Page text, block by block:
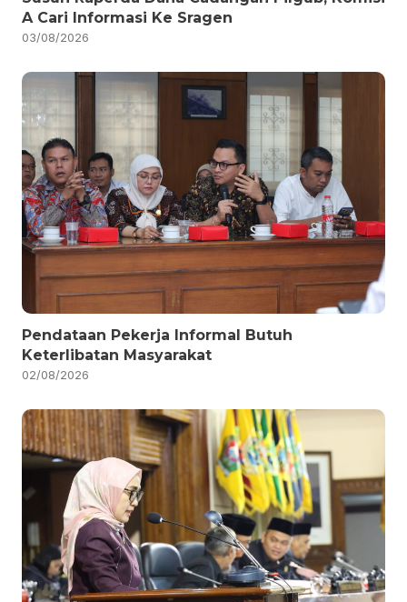
A Cari Informasi Ke Sragen
03/08/2026
Pendataan Pekerja Informal Butuh
Keterlibatan Masyarakat
02/08/2026